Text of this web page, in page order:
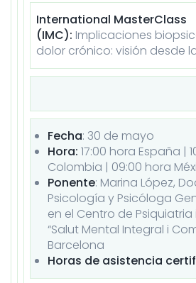
International MasterClass
(IMC): Implicaciones
dolor crónico: visión desde
Fecha: 30 de mayo
Hora: 17:00 hora España |
Colombia | 09:00 hora
Ponente: Marina López,
Psicología y Psicóloga
en el Centro de Psiquiatria
“Salut Mental Integral i
Barcelona
Horas de asistencia